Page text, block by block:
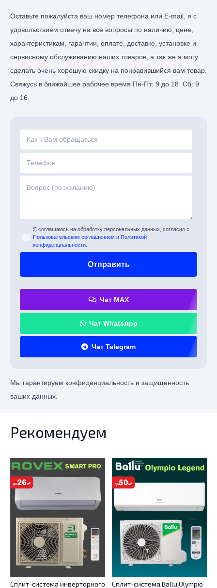
Оставьте пожалуйста ваш номер телефона или E-mail, я с
удовольствием отвечу на все вопросы по наличию, цене,
характеристикам, гарантии, оплате, доставке, установке и
сервисному обслуживанию наших товаров, а так же я могу
сделать очень хорошую скидку на понравившийся вам товар.
Свяжусь в ближайшее рабочее время Пн-Пт: 9 до 18. Сб: 9
до 16.
Я соглашаюсь на обработку персональных данных, согласно с
Пользовательским соглашением и Политикой
конфиденциальности.
Чат MAX
Чат WhatsApp
Чат Telegram
Мы гарантируем конфиденциальность и защищенность
ваших данных.
Рекомендуем
Cплит-система инверторного
Cплит-система Ballu Olympio